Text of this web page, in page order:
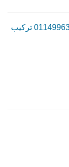
مصنع تركيب مظلات و سواتر الاختيارالاول 0114996351 تركيب